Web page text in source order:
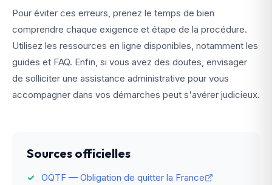
Pour éviter ces erreurs, prenez le temps de bien
comprendre chaque exigence et étape de la procédure.
Utilisez les ressources en ligne disponibles, notamment les
guides et FAQ. Enfin, si vous avez des doutes, envisager
de solliciter une assistance administrative pour vous
accompagner dans vos démarches peut s'avérer judicieux.
Sources officielles
OQTF — Obligation de quitter la France